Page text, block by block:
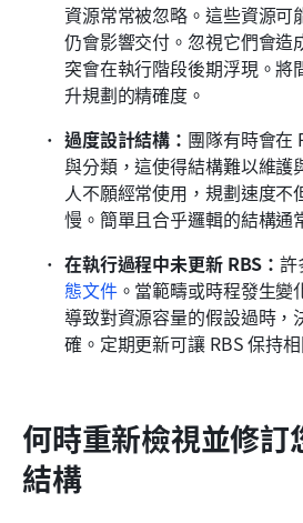
資源常常被忽略。這些資源可
仍會影響交付。忽視它們會造
突會在執行階段後期浮現。將
升規劃的精確度。
過度設計結構： 團隊有時會在
與分類，這使得結構難以維護
人不願經常使用，規劃速度不
慢。簡單且合乎邏輯的結構通
在執行過程中未更新 RBS：許
態文件。當範疇或時程發生變
導致對資源容量的假設過時，
確。定期更新可讓 RBS 保持相
何時重新檢視並修訂
結構